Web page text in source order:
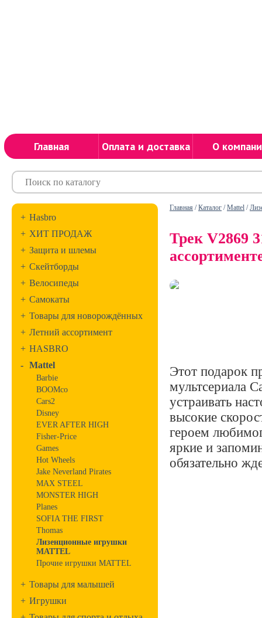
Главная Оплата и доставка О
+ Hasbro
+ ХИТ ПРОДАЖ
+ Защита и шлемы
+ Скейтборды
+ Велосипеды
+ Самокаты
+ Товары для новорождённых
+ Летний ассортимент
+ HASBRO
- Mattel
Barbie
BOOMco
Cars2
Disney
EVER AFTER HIGH
Fisher-Price
Games
Hot Wheels
Jake Neverland Pirates
MAX STEEL
MONSTER HIGH
Planes
SOFIA THE FIRST
Thomas
Лизенционные игрушки
MATTEL
Прочие игрушки MATTEL
+ Товары для малышей
+ Игрушки
Главная /Каталог /Mattel /
Трек V2869
Этот подарок
мультсериала
устраивать
высокие
героем
яркие и
обязательно